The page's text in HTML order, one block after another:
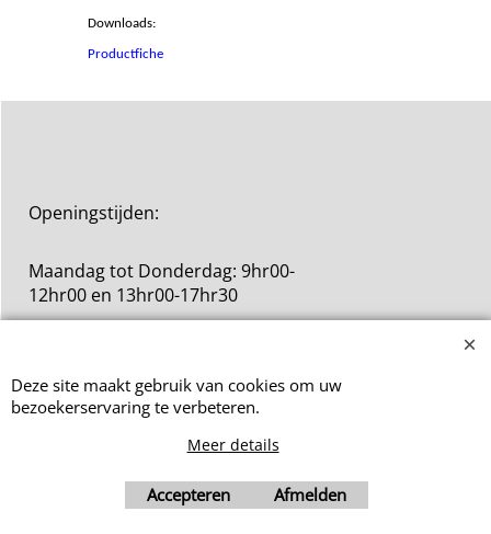
Downloads:
Productfiche
Openingstijden:
Maandag tot Donderdag: 9hr00-
12hr00 en 13hr00-17hr30
Deze site maakt gebruik van cookies om uw
bezoekerservaring te verbeteren.
Meer details
Accepteren Afmelden